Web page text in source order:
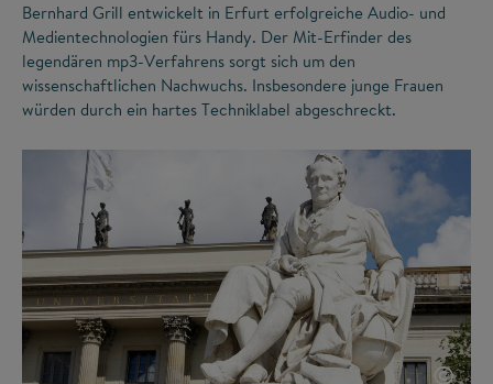
Bernhard Grill entwickelt in Erfurt erfolgreiche Audio- und
Medientechnologien fürs Handy. Der Mit-Erfinder des
legendären mp3-Verfahrens sorgt sich um den
wissenschaftlichen Nachwuchs. Insbesondere junge Frauen
würden durch ein hartes Techniklabel abgeschreckt.
©